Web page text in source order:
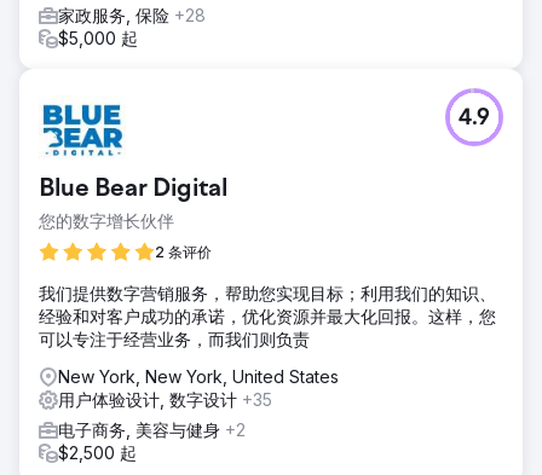
家政服务, 保险 +28
$5,000 起
Blue Bear Digital
您的数字增长伙伴
2 条评价
4.9
我们提供数字营销服务，帮助您实现目标；利用我们的知识、
经验和对客户成功的承诺，优化资源并最大化回报。这样，您
可以专注于经营业务，而我们则负责
New York, New York, United States
用户体验设计, 数字设计 +35
电子商务, 美容与健身 +2
$2,500 起